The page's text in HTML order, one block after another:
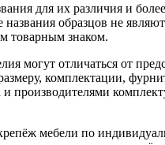
для их различия и
названия образцов не
товарным знаком.
могут отличаться от
комплектации,
и производителями
мебели по